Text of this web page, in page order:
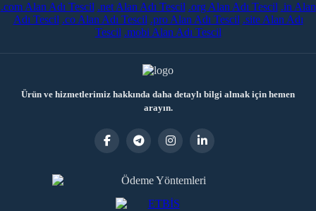
.com Alan Adı Tescil .net Alan Adı Tescil .org Alan Adı Tescil .in Alan
Adı Tescil .co Alan Adı Tescil .pro Alan Adı Tescil .site Alan Adı
Tescil .mobi Alan Adı Tescil
Ürün ve hizmetlerimiz hakkında daha detaylı bilgi almak için hemen
arayın.